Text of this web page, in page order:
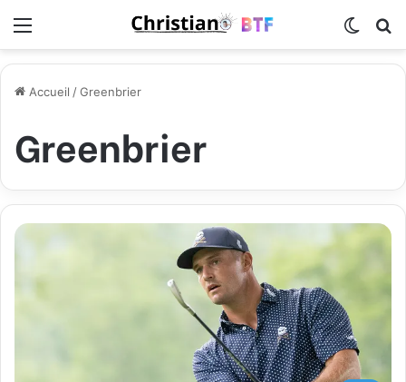
Accueil /Greenbrier
Greenbrier